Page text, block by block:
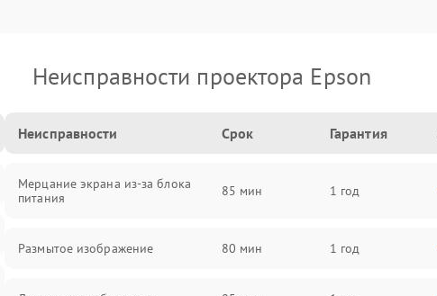
Неисправности проектора Epson
Неисправности Срок Гарантия
Мерцание экрана из-за блока
питания
85 мин 1 год
Размытое изображение 80 мин 1 год